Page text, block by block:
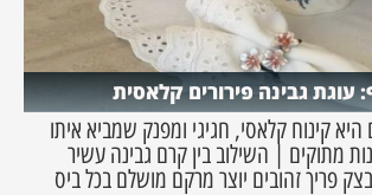
גבינה פירורים קלאסית
היא קינוח קלאסי, חגיגי ומפנק שמביא איתו
מתוקים | השילוב בין קרם גבינה עשיר
בצק פריך זהובים יוצר מרקם מושלם בכל ביס